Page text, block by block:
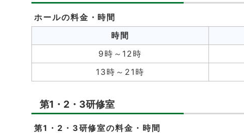
ホールの料金・時間
時間
9時～12時
13時～21時
第1・2・3研修室
第1・2・3研修室の料金・時間